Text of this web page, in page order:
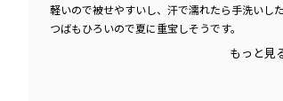
軽いので被せやすいし、汗で濡れたら手洗いし
つばもひろいので夏に重宝しそうです。
もっと見